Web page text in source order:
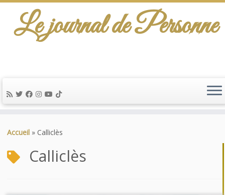
au
Le journal de Personne
Accueil » Calliclès
Calliclès